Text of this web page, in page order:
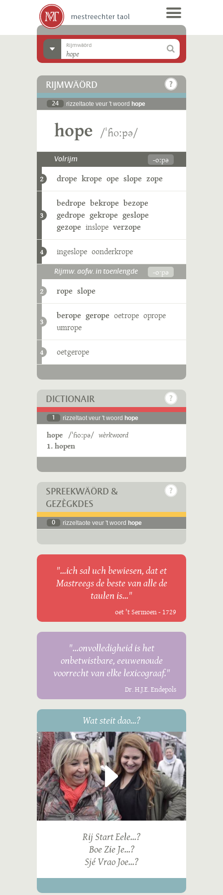
Rijmwäörd
RIJMWÄÖRD
24 rizzeltaote veur 't woord hope
hope /ˈɦoːpə/
Volrijm -oːpə
2 drope krope ope slope zope
3
bedrope bekrope bezope
gedrope gekrope geslope
gezope inslope verzope
4 ingeslope oonderkrope
Rijmw. aofw. in toenlengde -oˑpə
2 rope slope
3
berope gerope oetrope oprope
umrope
4 oetgerope
DICTIONAIR
1 rizzeltaot veur 't woord hope
hope /ˈɦoːpə/ wèrkwoord
1. hopen
SPREEKWÄÖRD &
GEZÈGKDES
0 rizzeltaote veur 't woord hope
"...ich sal uch bewiesen, dat et
Mastreegs de beste van alle de
taulen is..."
oet 't Sermoen - 1729
"...onvolledigheid is het
onbetwistbare, eeuwenoude
voorrecht van elke lexicograaf."
Dr. H.J.E. Endepols
Wat steit dao...?
Rij Start Eele...?
Boe Zie Je...?
Sjé Vrao Joe...?